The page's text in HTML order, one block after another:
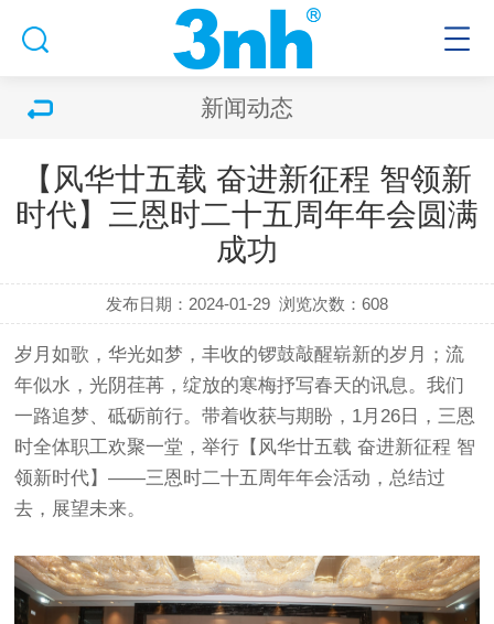
新闻动态
【风华廿五载 奋进新征程 智领新
时代】三恩时二十五周年年会圆满
成功
发布日期：2024-01-29 浏览次数：608
岁月如歌，华光如梦，丰收的锣鼓敲醒崭新的岁月；流
年似水，光阴荏苒，绽放的寒梅抒写春天的讯息。我们
一路追梦、砥砺前行。带着收获与期盼，1月26日，三恩
时全体职工欢聚一堂，举行【风华廿五载 奋进新征程 智
领新时代】——三恩时二十五周年年会活动，总结过
去，展望未来。